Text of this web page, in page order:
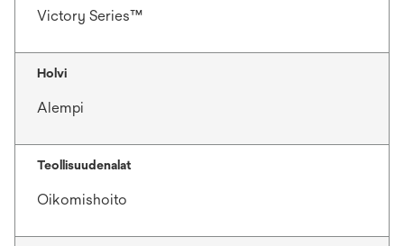
Victory Series™
Holvi
Alempi
Teollisuudenalat
Oikomishoito